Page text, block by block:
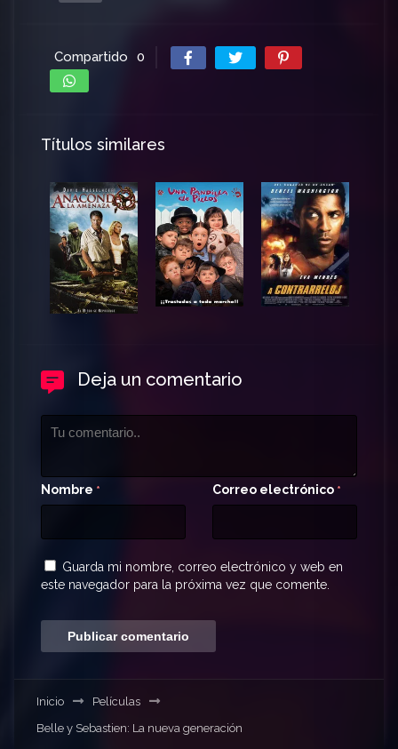
Compartido 0
Títulos similares
Deja un comentario
Nombre * Correo electrónico *
Guarda mi nombre, correo electrónico y web en
este navegador para la próxima vez que comente.
Inicio
Películas
Belle y Sebastien: La nueva generación